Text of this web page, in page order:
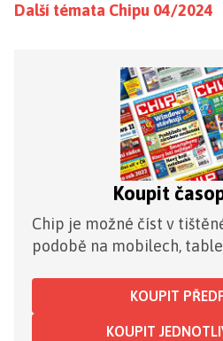
Další témata Chipu 04/2024
Koupit
Chip je možné číst v
podobě na mobilech,
KOUPIT
KOUPIT